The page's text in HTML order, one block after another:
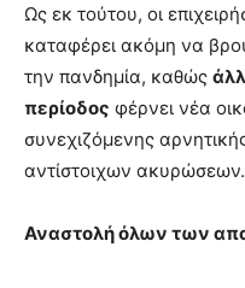
Ως εκ τούτου, οι
καταφέρει ακόμη να
την πανδημία, καθώς
περίοδος φέρνει νέα
συνεχιζόμενης
αντίστοιχων ακυρώσεων.
Αναστολή όλων των